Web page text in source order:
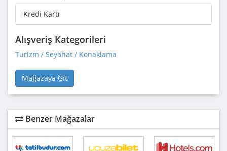
Kredi Kartı
Alışveriş Kategorileri
Turizm / Seyahat / Konaklama
Mağazaya Git
Benzer Mağazalar